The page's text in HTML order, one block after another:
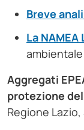
Breve
La NAMEA
Aggregati
protezione
Regione Lazio,